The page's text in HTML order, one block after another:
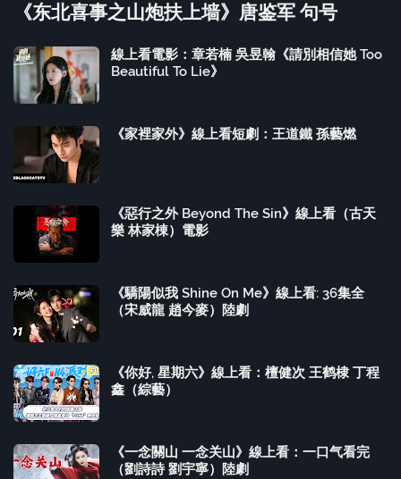
《东北喜事之山炮扶上墙》唐鉴军 句号
線上看電影：章若楠 吳昱翰《請別相信她 Too
Beautiful To Lie》
《家裡家外》線上看短劇：王道鐵 孫藝燃
《惡行之外 Beyond The Sin》線上看（古天
樂 林家棟）電影
《驕陽似我 Shine On Me》線上看: 36集全
（宋威龍 趙今麥）陸劇
《你好, 星期六》線上看：檀健次 王鹤棣 丁程
鑫（綜藝）
《一念關山 一念关山》線上看：一口气看完
（劉詩詩 劉宇寧）陸劇